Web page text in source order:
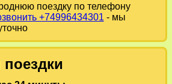
поездку по телефону
+74996434301 - мы